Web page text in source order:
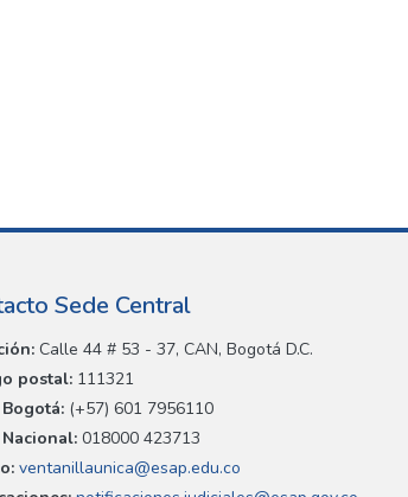
Sede Central
Calle 44 # 53 - 37, CAN, Bogotá D.C.
postal: 111321
(+57) 601 7956110
018000 423713
ventanillaunica@esap.edu.co